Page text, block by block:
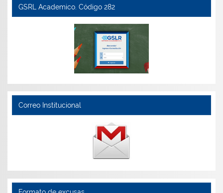
GSRL Academico. Código 282
Correo Institucional